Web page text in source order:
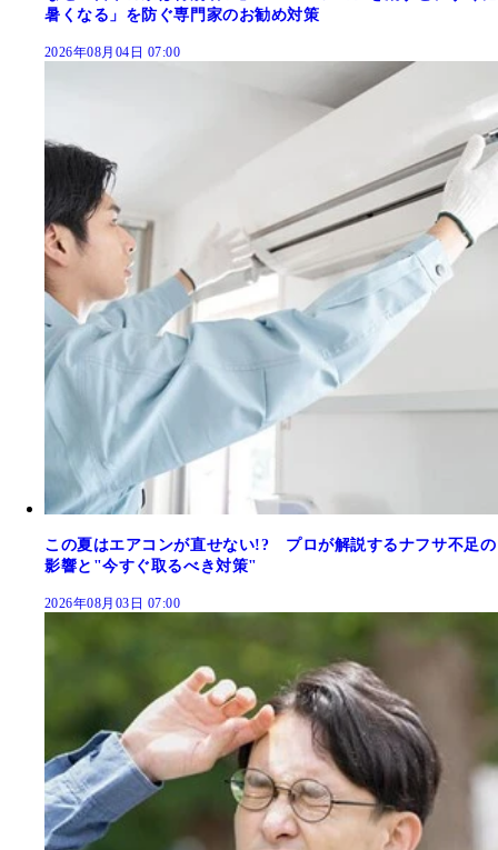
暑くなる」を防ぐ専門家のお勧め対策
2026年08月04日 07:00
この夏はエアコンが直せない!? プロが解説するナフサ不足の
影響と"今すぐ取るべき対策"
2026年08月03日 07:00